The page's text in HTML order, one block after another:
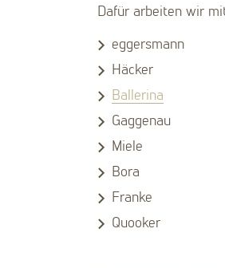
Dafür arbeiten wir
eggersmann
Häcker
Ballerina
Gaggenau
Miele
Bora
Franke
Quooker